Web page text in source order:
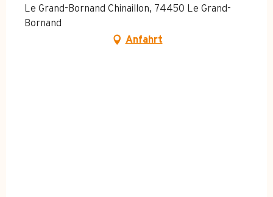
Le Grand-Bornand Chinaillon, 74450 Le Grand-
Bornand
Anfahrt